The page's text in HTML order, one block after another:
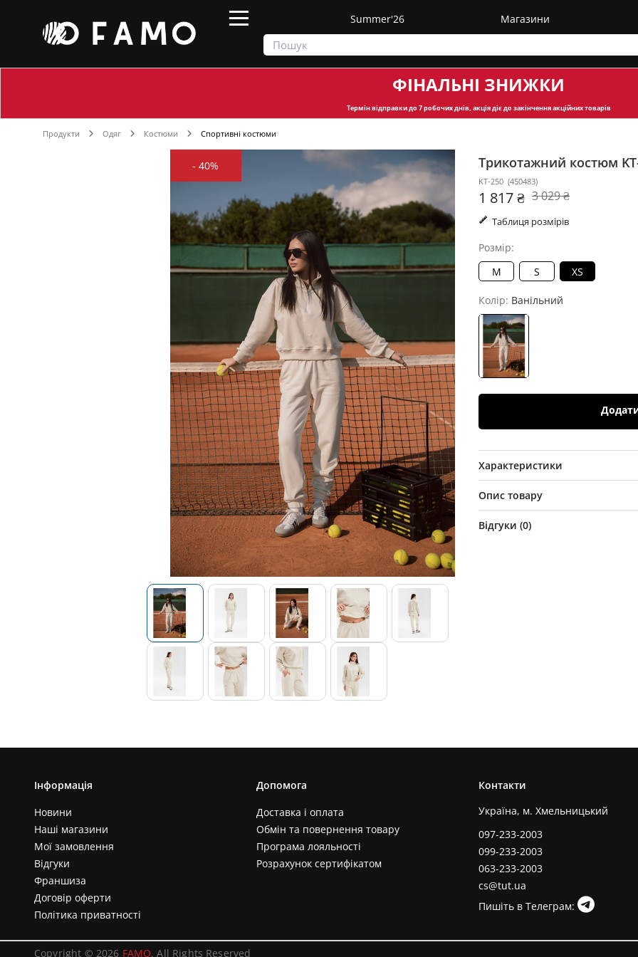
Summer'26 Магазини
ФІНАЛЬНІ ЗНИЖКИ
Термін відправкидо 7 робочих днів, акція діє до закінчення акційних товарів
Продукти Одяг Костюми Спортивні костюми
-40% Трикотажний костюм
KT-250 (450483)
1 817 ₴ 3 029 ₴
Таблиця розмірів
Розмір:
M
S XS
Колір: Ванільний
Характеристики
Опис товару
Відгуки (0)
Інформація
Новини
Наші магазини
Мої замовлення
Відгуки
Франшиза
Договір оферти
Політика приватності
Допомога
Доставка і оплата
Обмін та повернення товару
Програма лояльності
Розрахунок сертифікатом
Контакти
Україна, м. Хмельницький
097-233-2003
099-233-2003
063-233-2003
cs@tut.ua
Пишіть в Телеграм:
Copyright © 2026 FAMO. All Rights Reserved